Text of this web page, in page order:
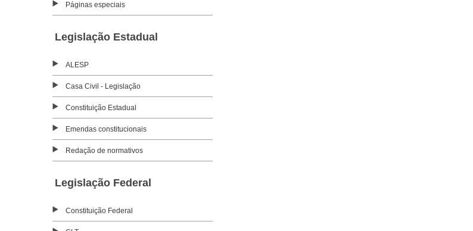
Páginas especiais
Legislação Estadual
ALESP
Casa Civil - Legislação
Constituição Estadual
Emendas constitucionais
Redação de normativos
Legislação Federal
Constituição Federal